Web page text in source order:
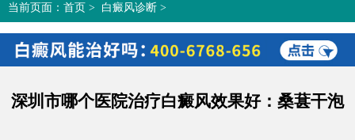
当前页面： 首页 > 白癜风诊断 >
深圳市哪个医院治疗白癜风效果好：桑葚干泡水可以治疗白癜风吗>
深圳市哪个医院治疗白癜风效果好：桑葚干泡